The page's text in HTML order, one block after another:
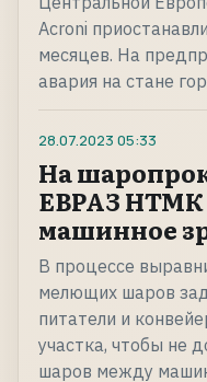
Acroni
месяцев. На
авария на стане
28.07.2023 05:33
На
ЕВРАЗ НТМК
машинное
В процессе
мелющих шаров
питатели и
участка, чтобы не
шаров между